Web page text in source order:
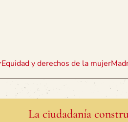
Equidad y derechos de la mujer
La ciudadanía